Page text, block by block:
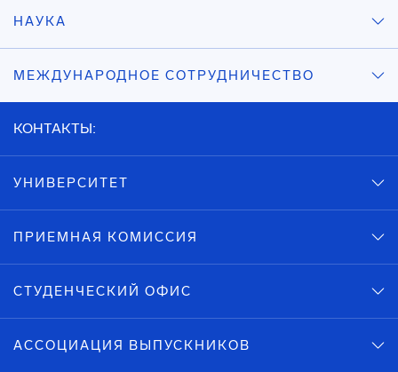
НАУКА
МЕЖДУНАРОДНОЕ СОТРУДНИЧЕСТВО
КОНТАКТЫ:
УНИВЕРСИТЕТ
ПРИЕМНАЯ КОМИССИЯ
СТУДЕНЧЕСКИЙ ОФИС
АССОЦИАЦИЯ ВЫПУСКНИКОВ